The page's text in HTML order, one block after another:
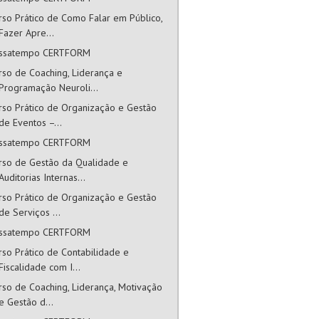
Prático de Como Falar em Público,
Apre...
CERTFORM
de Coaching, Liderança e
Neuroli...
Prático de Organização e Gestão
Eventos –...
CERTFORM
de Gestão da Qualidade e
Internas...
Prático de Organização e Gestão
Serviços ...
CERTFORM
Prático de Contabilidade e
com I...
de Coaching, Liderança, Motivação
Gestão d...